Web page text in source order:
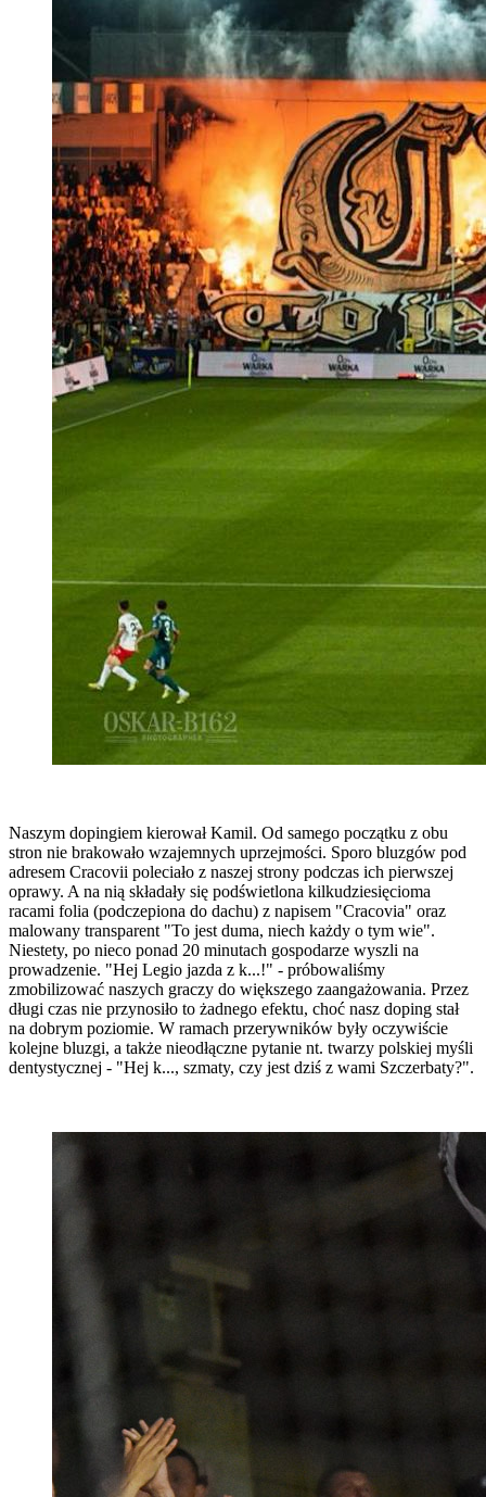
Naszym dopingiem kierował Kamil. Od samego początku z obu
stron nie brakowało wzajemnych uprzejmości. Sporo bluzgów pod
adresem Cracovii poleciało z naszej strony podczas ich pierwszej
oprawy. A na nią składały się podświetlona kilkudziesięcioma
racami folia (podczepiona do dachu) z napisem "Cracovia" oraz
malowany transparent "To jest duma, niech każdy o tym wie".
Niestety, po nieco ponad 20 minutach gospodarze wyszli na
prowadzenie. "Hej Legio jazda z k...!" - próbowaliśmy
zmobilizować naszych graczy do większego zaangażowania. Przez
długi czas nie przynosiło to żadnego efektu, choć nasz doping stał
na dobrym poziomie. W ramach przerywników były oczywiście
kolejne bluzgi, a także nieodłączne pytanie nt. twarzy polskiej myśli
dentystycznej - "Hej k..., szmaty, czy jest dziś z wami Szczerbaty?".